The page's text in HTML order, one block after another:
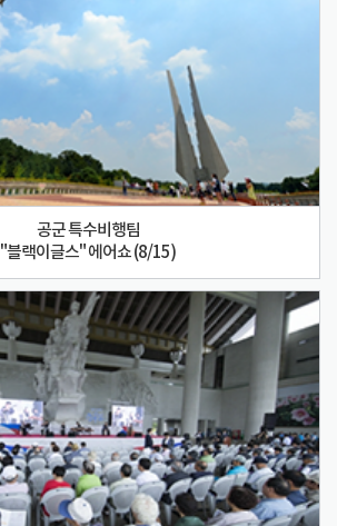
공군 특수비행팀
"블랙이글스" 에어쇼 (8/15)